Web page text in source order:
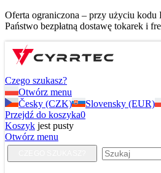
Oferta ograniczona – przy użyciu
Państwo bezpłatną dostawę tokarek i
Czego szukasz?
Otwórz menu
Česky (CZK)
Slovensky (EUR)
Przejdź do koszyka0
Koszyk jest pusty
Otwórz menu